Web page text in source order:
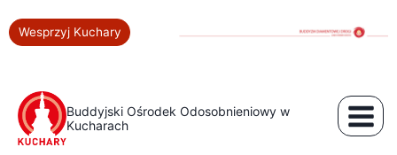
Wesprzyj Kuchary
Buddyjski Ośrodek Odosobnieniowy w
Kucharach